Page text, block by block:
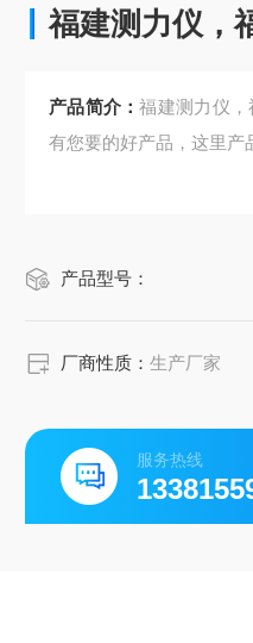
福建测力仪，
产品简介：福建测力仪
有您要的好产品，这里产
产品型号：
厂商性质：生产厂家
服务热线